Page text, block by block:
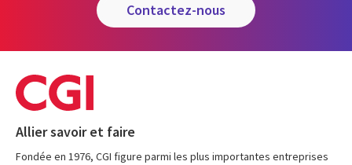
contactez-nous
Allier savoir et faire
Fondée en 1976, CGI figure parmi les plus importantes entreprises